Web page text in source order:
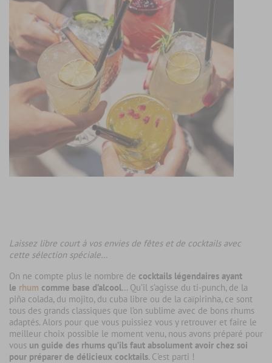
Laissez libre court à vos envies de fêtes et de cocktails avec
cette sélection spéciale…
On ne compte plus le nombre de cocktails légendaires ayant
le rhum comme base d’alcool… Qu’il s’agisse du ti-punch, de la
piña colada, du mojito, du cuba libre ou de la caïpirinha, ce sont
tous des grands classiques que l’on sublime avec de bons rhums
adaptés. Alors pour que vous puissiez vous y retrouver et faire le
meilleur choix possible le moment venu, nous avons préparé pour
vous un guide des rhums qu’ils faut absolument avoir chez soi
pour préparer de délicieux cocktails. C’est parti !